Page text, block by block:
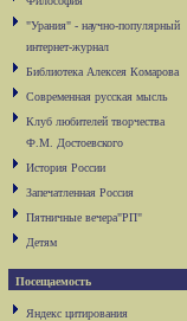
"Урания" - научно-популярный
интернет-журнал
Библиотека Алексея Комарова
Современная русская мысль
Клуб любителей творчества
Ф.М. Достоевского
История России
Запечатленная Россия
Пятничные вечера"РП"
Детям
Посещаемость
Яндекс цитирования